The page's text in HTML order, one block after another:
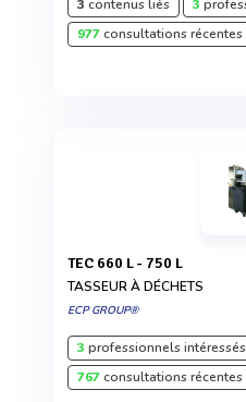
3 contenus liés 3
977consultations récentes
TEC 660 L - 750 L
TASSEUR À DÉCHETS
ECP GROUP®
3 professionnels intéressés
767consultations récentes